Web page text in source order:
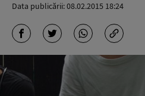
Data publicării:08.02.2015 18:24